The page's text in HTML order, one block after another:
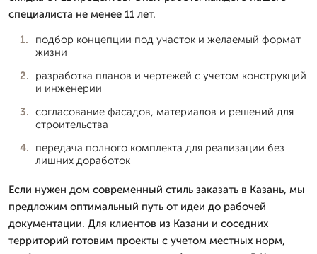
специалиста не менее 11 лет.
подбор концепции под участок и желаемый формат
жизни
разработка планов и чертежей с учетом конструкций
и инженерии
согласование фасадов, материалов и решений для
строительства
передача полного комплекта для реализации без
лишних доработок
Если нужен дом современный стиль заказать в Казань, мы
предложим оптимальный путь от идеи до рабочей
документации. Для клиентов из Казани и соседних
территорий готовим проекты с учетом местных норм,